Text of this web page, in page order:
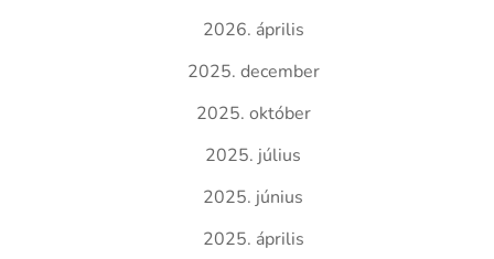
2026. április
2025. december
2025. október
2025. július
2025. június
2025. április